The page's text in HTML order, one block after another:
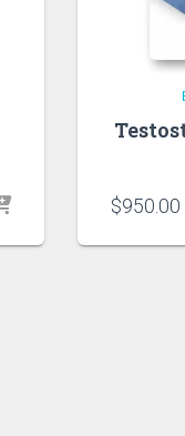
$950.00